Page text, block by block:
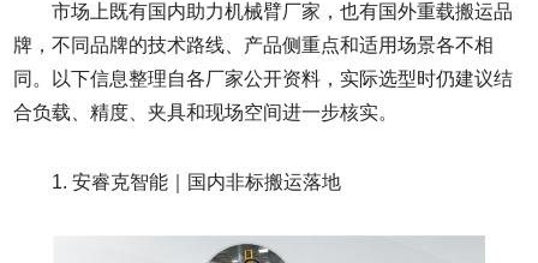
市场上既有国内助力机械臂厂家，也有国外重载搬运品
牌，不同品牌的技术路线、产品侧重点和适用场景各不相
同。以下信息整理自各厂家公开资料，实际选型时仍建议结
合负载、精度、夹具和现场空间进一步核实。
1. 安睿克智能｜国内非标搬运落地